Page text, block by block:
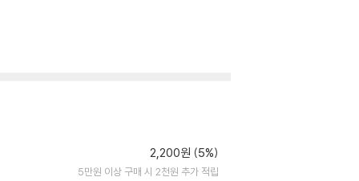
2,200원 (5%)
5만원 이상 구매 시 2천원 추가 적립